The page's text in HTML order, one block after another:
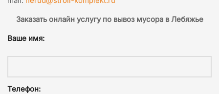
Заказать онлайн услугу по вывоз мусора в Лебяжье
Ваше имя:
Телефон: